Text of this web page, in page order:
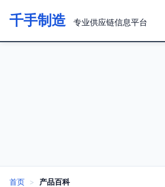
千手制造 专业供应链信息平台
首页 > 产品百科